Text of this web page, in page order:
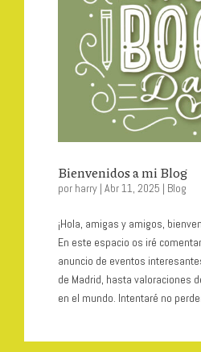
Bienvenidos a mi Blog
por harry| Abr 11, 2025 | Blog
¡Hola, amigas y amigos,
En este espacio os iré
anuncio de eventos
de Madrid, hasta valoraciones
en el mundo. Intentaré no